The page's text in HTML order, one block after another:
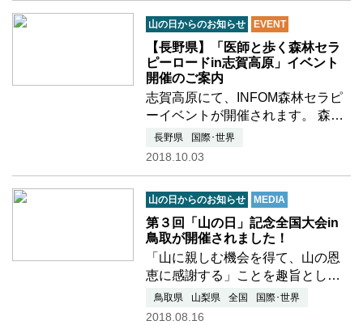
定山岳ガイド…つづきを読む
山の日からのお知らせ EVENT
【長野県】「医師と歩く森林セラ
ピーロードin志賀高原」イベント
開催のご案内
志賀高原にて、INFOM森林セラピ
ーイベントが開催されます。 森林
セラピーロードを、国際森林医学
会認定医・ガイドと共に森を楽し
を目指すイベントです。 …つづき
を読む
長野県 国際･世界
2018.10.03
山の日からのお知らせ MEDIA
第３回「山の日」記念全国大会in
鳥取が開催されました！
「山に親しむ機会を得て、山の恩
恵に感謝する」ことを趣旨とした
第３回「山の日」記念全国大会in鳥
取が、８月１０日、１１日の２日
鳥取県 山梨県 全国 国際･世界
2018.08.16